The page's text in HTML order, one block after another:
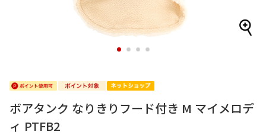
1 2 3 4
ボアタンク なりきりフード付き M マイメロデ
ィ PTFB2